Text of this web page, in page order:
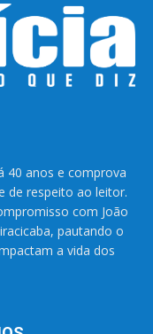
40 anos e comprova
de respeito ao leitor.
com João
pautando o
a vida dos